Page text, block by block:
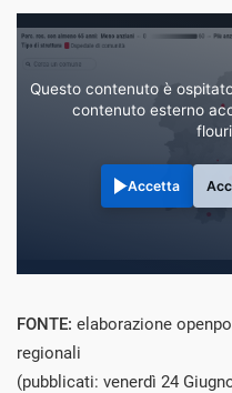
Questo contenuto è
contenuto esterno
Accetta
FONTE: elaborazione
regionali
(pubblicati: venerdì 24